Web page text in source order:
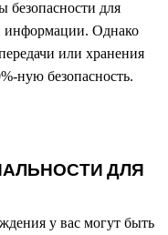
для
информации. Однако
или хранения
ную безопасность.
ДЛЯ
у вас могут быть